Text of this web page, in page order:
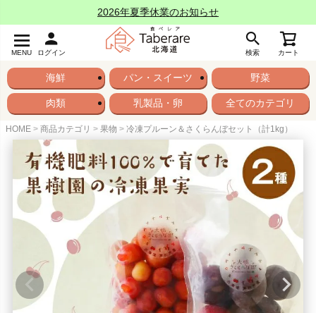
2026年夏季休業のお知らせ
MENU ログイン 検索 カート
海鮮 パン・スイーツ 野菜
肉類 乳製品・卵 全てのカテゴリ
HOME 商品カテゴリ 果物 冷凍プルーン＆さくらんぼセット（計1kg）